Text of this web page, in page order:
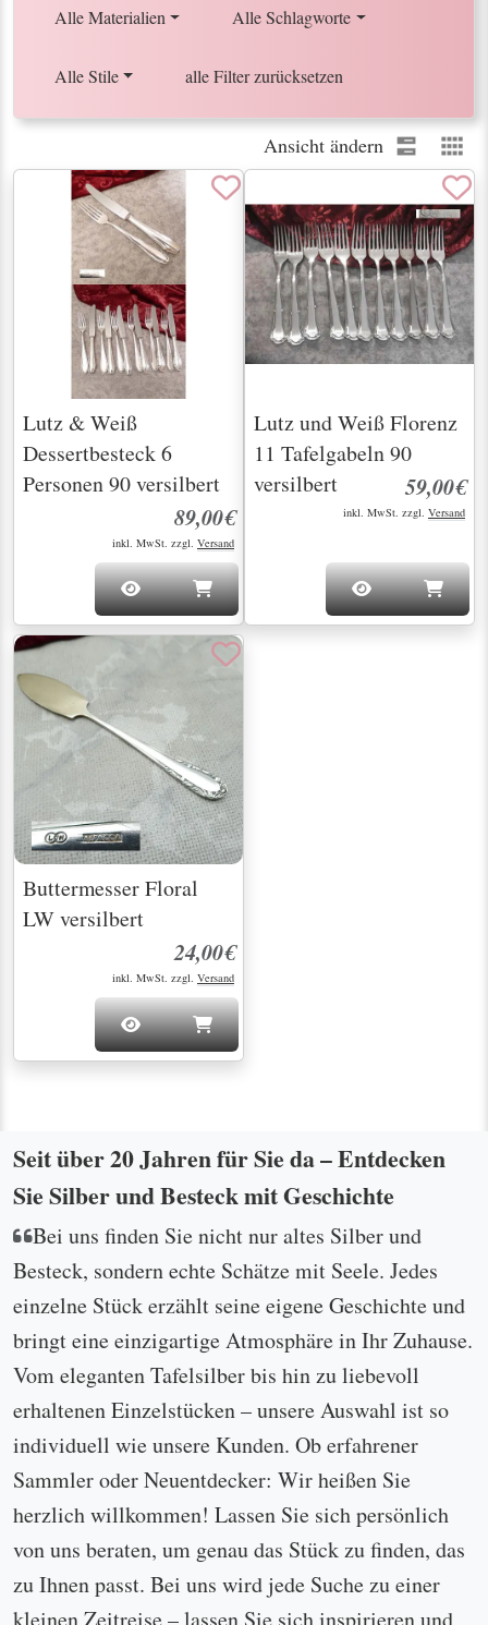
Alle Materialien Alle Schlagworte
Alle Stile alle Filter zurücksetzen
Ansicht ändern
Lutz & Weiß
Dessertbesteck 6
Personen 90 versilbert
89,00€
inkl. MwSt. zzgl. Versand
Lutz und Weiß Florenz
11 Tafelgabeln 90
versilbert
59,00€
inkl. MwSt. zzgl. Versand
Buttermesser Floral
LW versilbert
24,00€
inkl. MwSt. zzgl. Versand
Seit über 20 Jahren für Sie da – Entdecken
Sie Silber und Besteck mit Geschichte
Bei uns finden Sie nicht nur altes Silber und
Besteck, sondern echte Schätze mit Seele. Jedes
einzelne Stück erzählt seine eigene Geschichte und
bringt eine einzigartige Atmosphäre in Ihr Zuhause.
Vom eleganten Tafelsilber bis hin zu liebevoll
erhaltenen Einzelstücken – unsere Auswahl ist so
individuell wie unsere Kunden. Ob erfahrener
Sammler oder Neuentdecker: Wir heißen Sie
herzlich willkommen! Lassen Sie sich persönlich
von uns beraten, um genau das Stück zu finden, das
zu Ihnen passt. Bei uns wird jede Suche zu einer
kleinen Zeitreise – lassen Sie sich inspirieren und